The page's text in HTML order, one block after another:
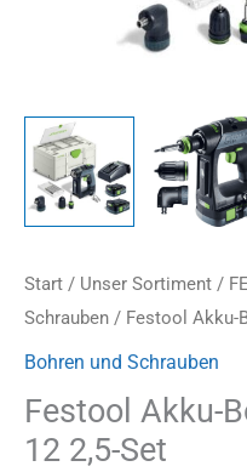
Start / Unser Sortiment /
Schrauben / Festool Akku-
Bohren und Schrauben
Festool Akku-
12 2,5-Set